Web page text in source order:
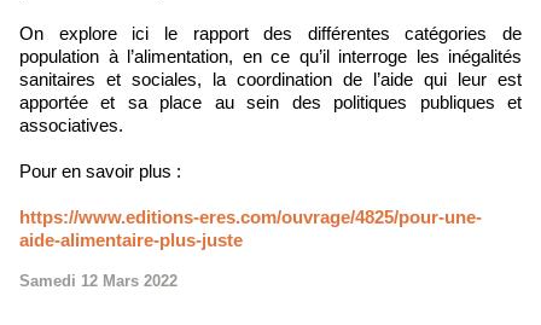
On explore ici le rapport des différentes catégories de
population à l’alimentation, en ce qu’il interroge les inégalités
sanitaires et sociales, la coordination de l’aide qui leur est
apportée et sa place au sein des politiques publiques et
associatives.
Pour en savoir plus :
https://www.editions-eres.com/ouvrage/4825/pour-une-
aide-alimentaire-plus-juste
Samedi 12 Mars 2022